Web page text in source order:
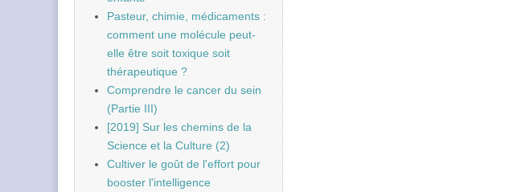
Pasteur, chimie, médicaments :
comment une molécule peut-
elle être soit toxique soit
thérapeutique ?
Comprendre le cancer du sein
(Partie III)
[2019] Sur les chemins de la
Science et la Culture (2)
Cultiver le goût de l'effort pour
booster l'intelligence